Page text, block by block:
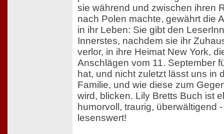
sie während und zwischen ihren
nach Polen machte, gewährt die
in ihr Leben: Sie gibt den
Innerstes, nachdem sie ihr
verlor, in ihre Heimat New York,
Anschlägen vom 11. September
hat, und nicht zuletzt lässt uns in
Familie, und wie diese zum
wird, blicken. Lily Bretts Buch ist
humorvoll, traurig, überwältigend
lesenswert!